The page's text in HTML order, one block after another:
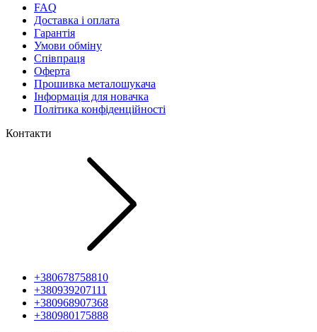
FAQ
Доставка і оплата
Гарантія
Умови обміну
Співпраця
Оферта
Прошивка металошукача
Інформація для новачка
Політика конфіденційності
Контакти
+380678758810
+380939207111
+380968907368
+380980175888